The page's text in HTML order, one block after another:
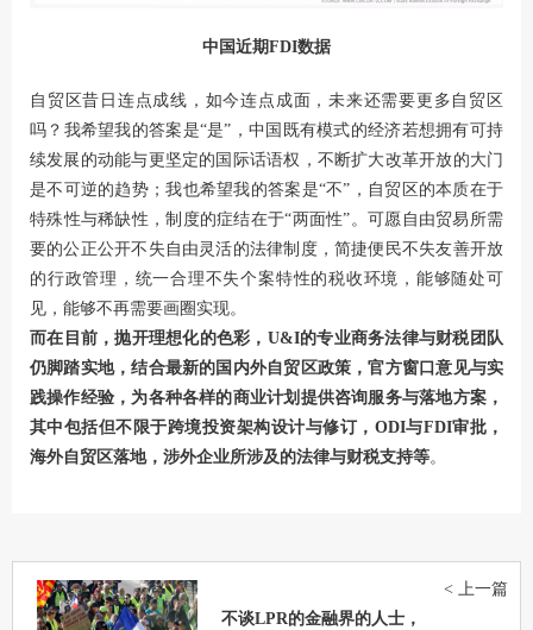
中国近期FDI数据
自贸区昔日连点成线，如今连点成面，未来还需要更多自贸区
吗？我希望我的答案是“是”，中国既有模式的经济若想拥有可持
续发展的动能与更坚定的国际话语权，不断扩大改革开放的大门
是不可逆的趋势；我也希望我的答案是“不”，自贸区的本质在于
特殊性与稀缺性，制度的症结在于“两面性”。可愿自由贸易所需
要的公正公开不失自由灵活的法律制度，简捷便民不失友善开放
的行政管理，统一合理不失个案特性的税收环境，能够随处可
见，能够不再需要画圈实现。
而在目前，抛开理想化的色彩，U&I的专业商务法律与财税团队
仍脚踏实地，结合最新的国内外自贸区政策，官方窗口意见与实
践操作经验，为各种各样的商业计划提供咨询服务与落地方案，
其中包括但不限于跨境投资架构设计与修订，ODI与FDI审批，
海外自贸区落地，涉外企业所涉及的法律与财税支持等。
不谈LPR的金融界的人士，
< 上一篇